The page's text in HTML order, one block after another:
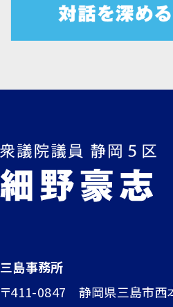
三島事務所
〒411-0847 静岡県三島市西